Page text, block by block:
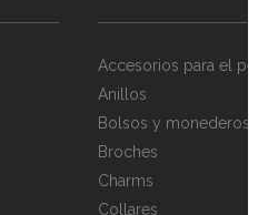
Accesorios para el
Anillos
Bolsos y monederos
Broches
Charms
Collares